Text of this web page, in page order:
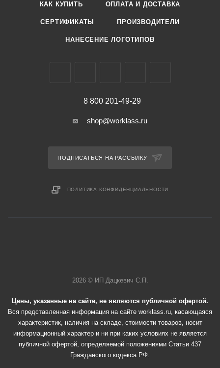
КАК КУПИТЬ ОПЛАТА И ДОСТАВКА
СЕРТИФИКАТЫ ПРОИЗВОДИТЕЛИ
НАНЕСЕНИЕ ЛОГОТИПОВ
8 800 201-49-29
shop@worklass.ru
ПОДПИСАТЬСЯ НА РАССЫЛКУ
ПОЛИТИКА КОНФИДЕНЦИАЛЬНОСТИ
2026 © ИП Дацкевич С.П.
Цены, указанные на сайте, не являются публичной офертой.
Вся представленная информация на сайте worklass.ru, касающаяся
характеристик, наличия на складе, стоимости товаров, носит
информационный характер и ни при каких условиях не является
публичной офертой, определяемой положениями Статьи 437
Гражданского кодекса РФ.